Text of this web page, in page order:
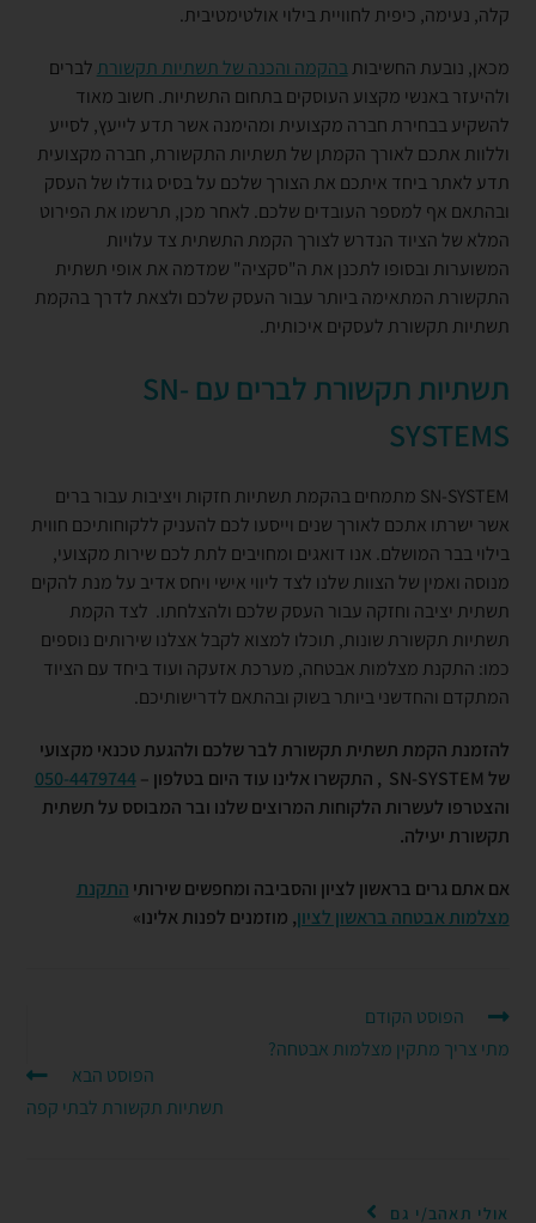
קלה, נעימה, כיפית לחוויית בילוי אולטימטיבית.
מכאן, נובעת החשיבותבהקמה והכנה של תשתיות תקשורת לברים
ולהיעזר באנשי מקצוע העוסקים בתחום התשתיות. חשוב מאוד
להשקיע בבחירת חברה מקצועית ומהימנה אשר תדע לייעץ, לסייע
וללוות אתכם לאורך הקמתן של תשתיות התקשורת, חברה מקצועית
תדע לאתר ביחד איתכם את הצורך שלכם על בסיס גודלו של העסק
ובהתאם אף למספר העובדים שלכם. לאחר מכן, תרשמו את הפירוט
המלא של הציוד הנדרש לצורך הקמת התשתית צד עלויות
המשוערות ובסופו לתכנן את ה"סקציה" שמדמה את אופי תשתית
התקשורת המתאימה ביותר עבור העסק שלכם ולצאת לדרך בהקמת
תשתיות תקשורת לעסקים איכותית.
תשתיות תקשורת לברים עם SN-
SYSTEMS
SN-SYSTEM מתמחים בהקמת תשתיות חזקות ויציבות עבור ברים
אשר ישרתו אתכם לאורך שנים וייסעו לכם להעניק ללקוחותיכם חווית
בילוי בבר המושלם. אנו דואגים ומחויבים לתת לכם שירות מקצועי,
מנוסה ואמין של הצוות שלנו לצד ליווי אישי ויחס אדיב על מנת להקים
תשתית יציבה וחזקה עבור העסק שלכם ולהצלחתו. לצד הקמת
תשתיות תקשורת שונות, תוכלו למצוא לקבל אצלנו שירותים נוספים
כמו: התקנת מצלמות אבטחה, מערכת אזעקה ועוד ביחד עם הציוד
המתקדם והחדשני ביותר בשוק ובהתאם לדרישותיכם.
להזמנת הקמת תשתית תקשורת לבר שלכם ולהגעת טכנאי מקצועי
של SN-SYSTEM , התקשרו אלינו עוד היום בטלפון –050-4479744
והצטרפו לעשרות הלקוחות המרוצים שלנו ובר המבוסס על תשתית
תקשורת יעילה.
אם אתם גרים בראשון לציון והסביבה ומחפשים שירותי התקנת
מצלמות אבטחה בראשון לציון, מוזמנים לפנות אלינו»
הפוסט הקודם
מתי צריך מתקין מצלמות אבטחה?
הפוסט הבא
תשתיות תקשורת לבתי קפה
אולי תאהב/י גם